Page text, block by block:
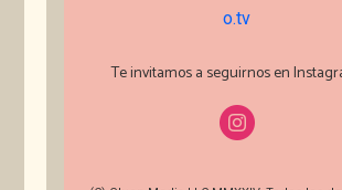
o.tv
Te invitamos a seguirnos en